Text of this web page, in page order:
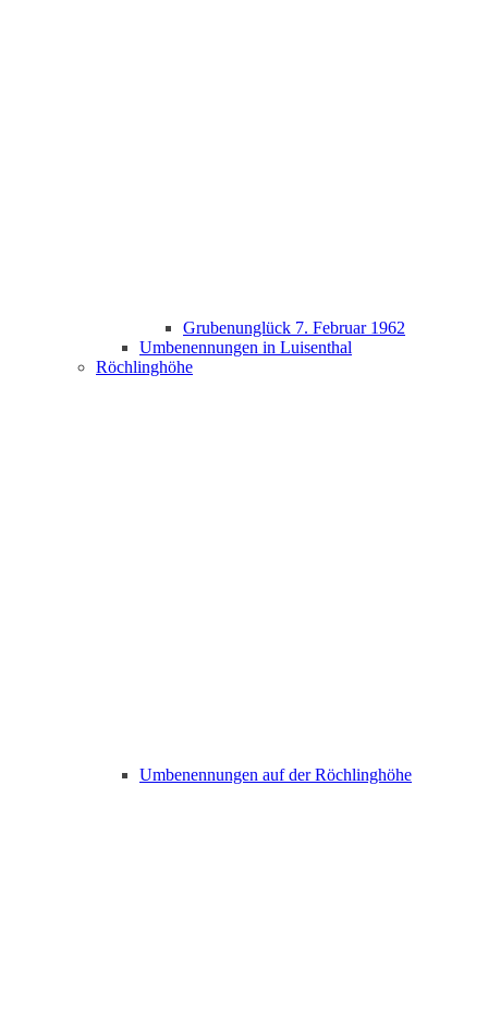
Grubenunglück 7. Februar 1962
Umbenennungen in Luisenthal
Röchlinghöhe
Umbenennungen auf der Röchlinghöhe